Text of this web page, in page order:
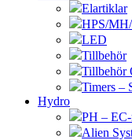
Elartiklar
HPS/
LED
Tillbehör
Tillbehör
Timers –
Hydro
PH – EC-
Alien